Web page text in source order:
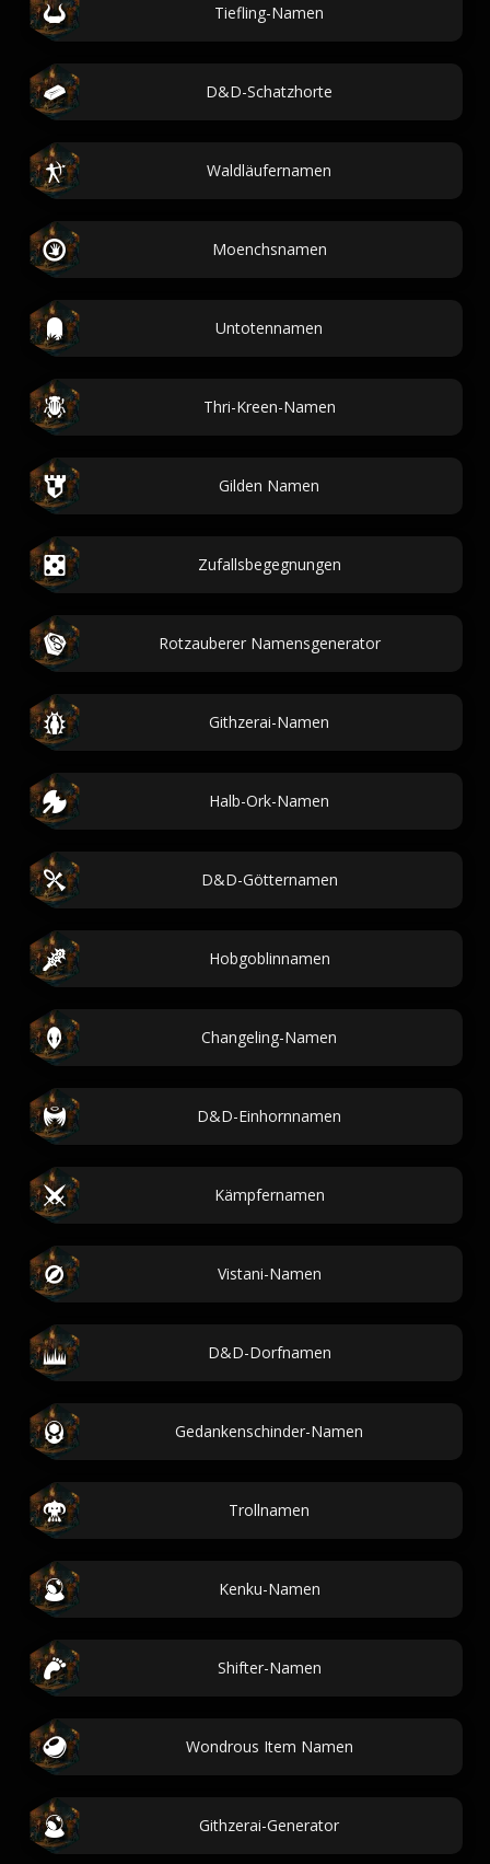
Tiefling-Namen
D&D-Schatzhorte
Waldläufernamen
Moenchsnamen
Untotennamen
Thri-Kreen-Namen
Gilden Namen
Zufallsbegegnungen
Rotzauberer Namensgenerator
Githzerai-Namen
Halb-Ork-Namen
D&D-Götternamen
Hobgoblinnamen
Changeling-Namen
D&D-Einhornnamen
Kämpfernamen
Vistani-Namen
D&D-Dorfnamen
Gedankenschinder-Namen
Trollnamen
Kenku-Namen
Shifter-Namen
Wondrous Item Namen
Githzerai-Generator